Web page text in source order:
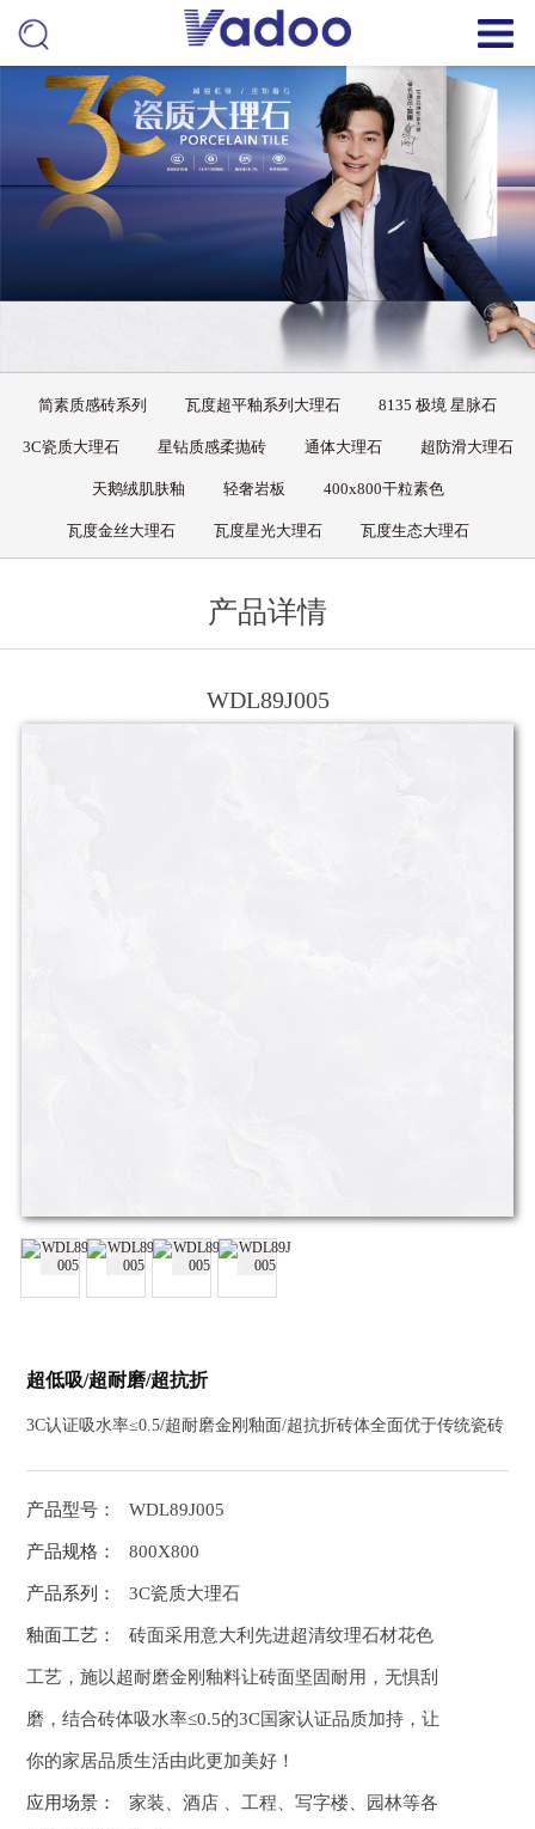
简素质感砖系列 瓦度超平釉系列大理石 8135 极境 星脉石
3C瓷质大理石 星钻质感柔抛砖 通体大理石 超防滑大理石
天鹅绒肌肤釉 轻奢岩板 400x800干粒素色
瓦度金丝大理石 瓦度星光大理石 瓦度生态大理石
产品详情
WDL89J005
超低吸/超耐磨/超抗折
3C认证吸水率≤0.5/超耐磨金刚釉面/超抗折砖体全面优于传统瓷砖
产品型号： WDL89J005
产品规格： 800X800
产品系列： 3C瓷质大理石
釉面工艺： 砖面采用意大利先进超清纹理石材花色
工艺，施以超耐磨金刚釉料让砖面坚固耐用，无惧刮
磨，结合砖体吸水率≤0.5的3C国家认证品质加持，让
你的家居品质生活由此更加美好！
应用场景： 家装、酒店 、工程、写字楼、园林等各